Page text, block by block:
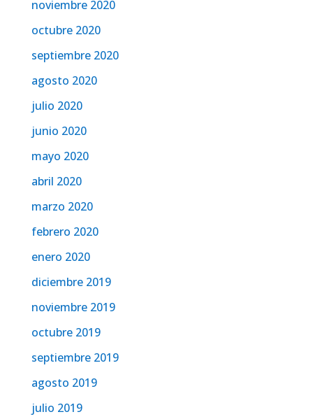
noviembre 2020
octubre 2020
septiembre 2020
agosto 2020
julio 2020
junio 2020
mayo 2020
abril 2020
marzo 2020
febrero 2020
enero 2020
diciembre 2019
noviembre 2019
octubre 2019
septiembre 2019
agosto 2019
julio 2019